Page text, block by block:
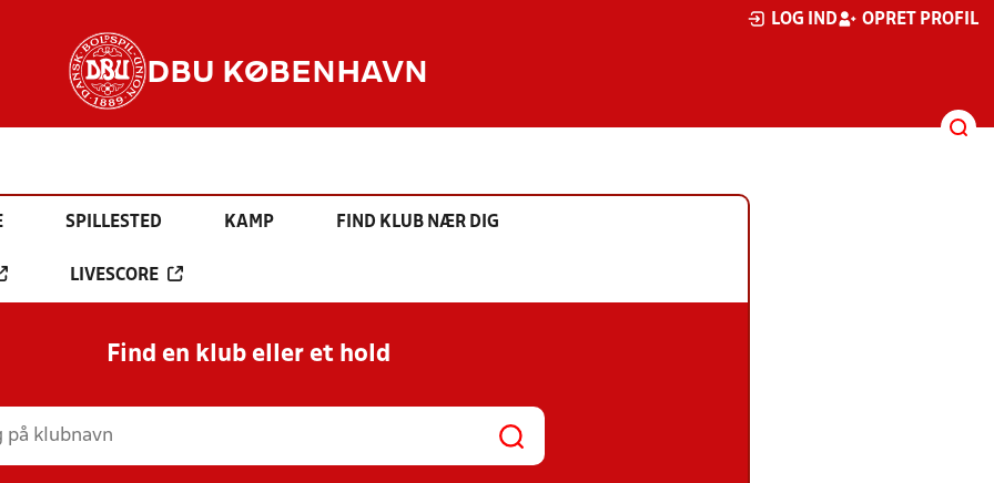
LOG IND OPRET PROFIL
DBU KØBENHAVN
SPILLESTED KAMP FIND KLUB NÆR DIG
LIVESCORE
Find en klub eller et hold